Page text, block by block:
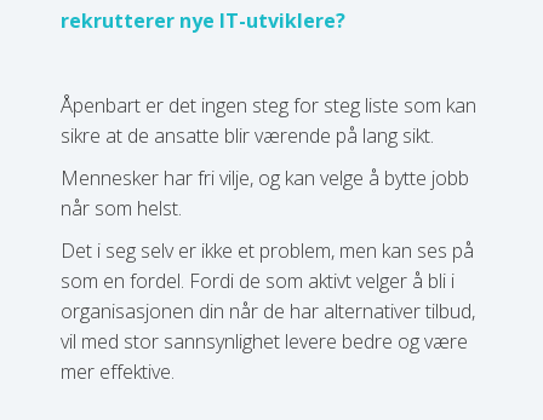
rekrutterer nye IT-utviklere?
Åpenbart er det ingen steg for steg liste som kan
sikre at de ansatte blir værende på lang sikt.
Mennesker har fri vilje, og kan velge å bytte jobb
når som helst.
Det i seg selv er ikke et problem, men kan ses på
som en fordel. Fordi de som aktivt velger å bli i
organisasjonen din når de har alternativer tilbud,
vil med stor sannsynlighet levere bedre og være
mer effektive.